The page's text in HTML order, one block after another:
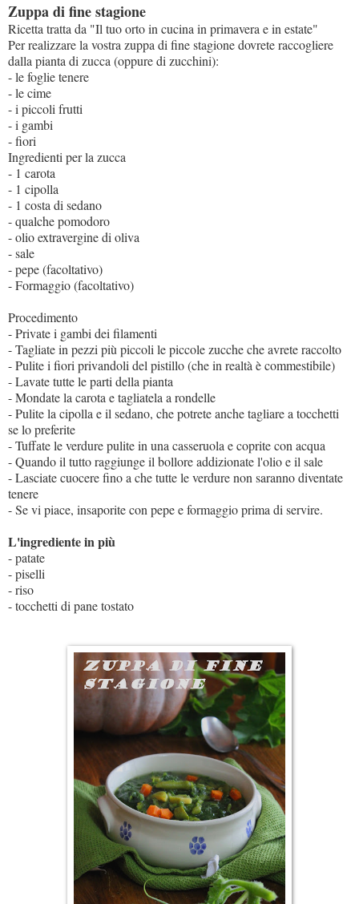
Zuppa di fine stagione
Ricetta tratta da "Il tuo orto in cucina in primavera e in estate"
Per realizzare la vostra zuppa di fine stagione dovrete raccogliere
dalla pianta di zucca (oppure di zucchini):
- le foglie tenere
- le cime
- i piccoli frutti
- i gambi
- fiori
Ingredienti per la zucca
- 1 carota
- 1 cipolla
- 1 costa di sedano
- qualche pomodoro
- olio extravergine di oliva
- sale
- pepe (facoltativo)
- Formaggio (facoltativo)
Procedimento
- Private i gambi dei filamenti
- Tagliate in pezzi più piccoli le piccole zucche che avrete raccolto
- Pulite i fiori privandoli del pistillo (che in realtà è commestibile)
- Lavate tutte le parti della pianta
- Mondate la carota e tagliatela a rondelle
- Pulite la cipolla e il sedano, che potrete anche tagliare a tocchetti
se lo preferite
- Tuffate le verdure pulite in una casseruola e coprite con acqua
- Quando il tutto raggiunge il bollore addizionate l'olio e il sale
- Lasciate cuocere fino a che tutte le verdure non saranno diventate
tenere
- Se vi piace, insaporite con pepe e formaggio prima di servire.
L'ingrediente in più
- patate
- piselli
- riso
- tocchetti di pane tostato